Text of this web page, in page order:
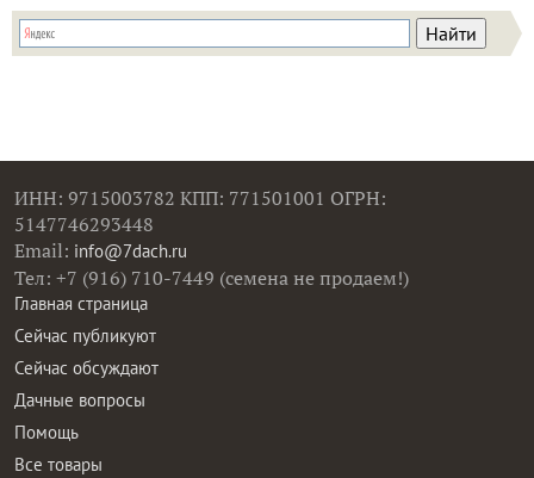
ИНН: 9715003782 КПП: 771501001 ОГРН:
5147746293448
Email: info@7dach.ru
Тел: +7 (916) 710-7449 (семена не продаем!)
Главная страница
Сейчас публикуют
Сейчас обсуждают
Дачные вопросы
Помощь
Все товары